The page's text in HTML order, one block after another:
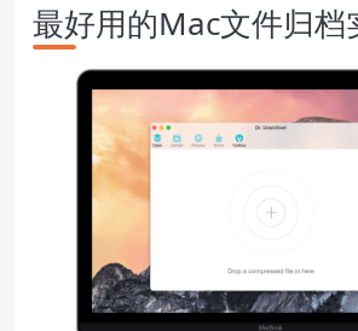
最好用的Mac文件归档